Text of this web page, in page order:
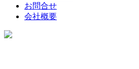
お問合せ
会社概要